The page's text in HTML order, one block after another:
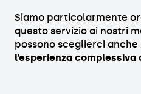
Siamo particolarmente
questo servizio ai nostri
possono sceglierci anche
l’esperienza